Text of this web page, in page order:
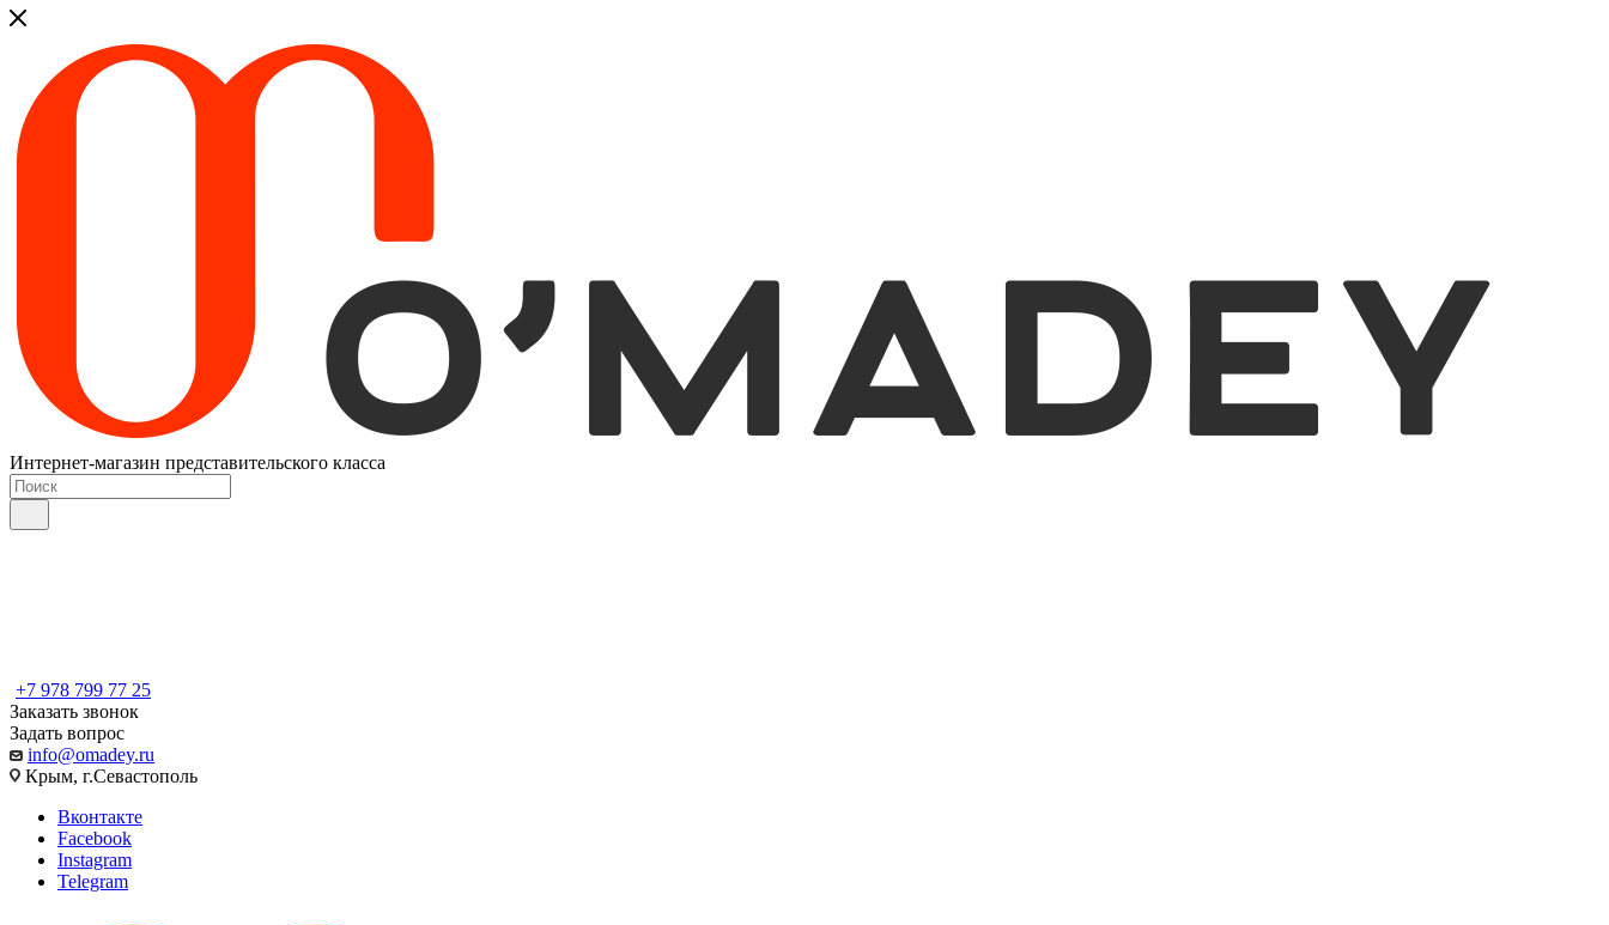
Интернет-магазин представительского класса
+7 978 799 77 25
Заказать звонок
Задать вопрос
info@omadey.ru
Крым, г.Севастополь
Вконтакте
Facebook
Instagram
Telegram